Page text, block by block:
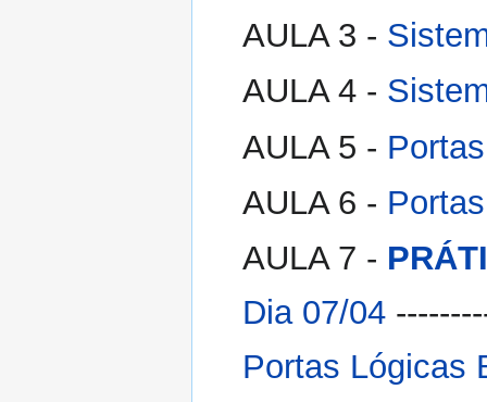
AULA 3 -
AULA 4 -
AULA 5 -
AULA 6 -
AULA 7 -
Dia 07/04
Portas Lógicas